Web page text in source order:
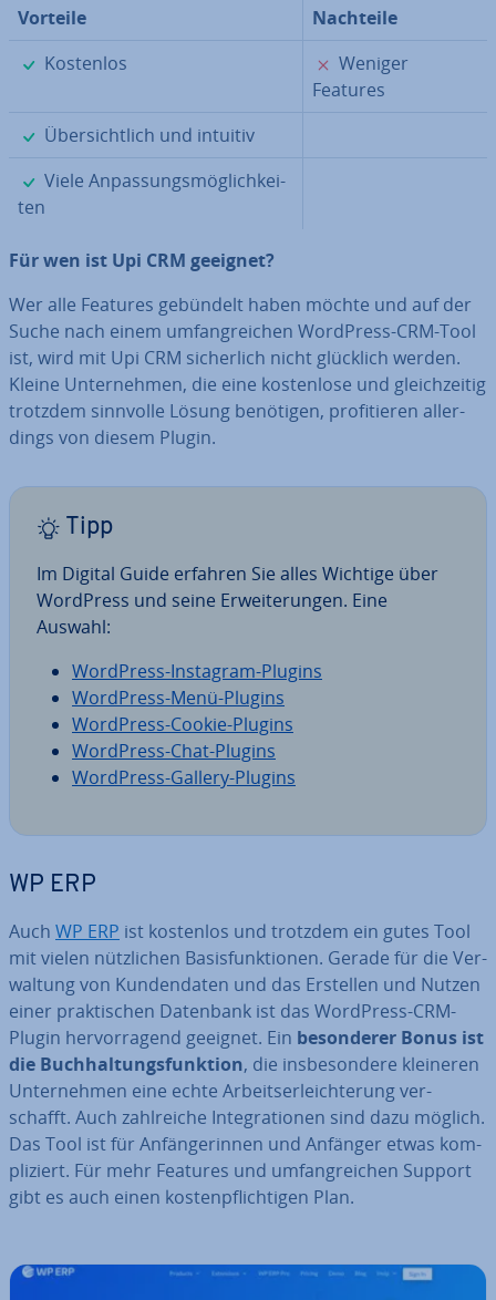
Vorteile
Nachteile
✓
Kostenlos ✗
Weniger
Features
✓
Über­sicht­lich und intuitiv
✓
Viele An­pas­sungs­mög­lich­kei­
ten
Für wen ist Upi CRM geeignet?
Wer alle Features gebündelt haben möchte und auf der
Suche nach einem um­fang­rei­chen WordPress-CRM-Tool
ist, wird mit Upi CRM si­cher­lich nicht glücklich werden.
Kleine Un­ter­neh­men, die eine kos­ten­lo­se und gleich­zei­tig
trotzdem sinnvolle Lösung benötigen, pro­fi­tie­ren al­ler­
dings von diesem Plugin.
Tipp
Im Digital Guide erfahren Sie alles Wichtige über
WordPress und seine Er­wei­te­run­gen. Eine
Auswahl:
WordPress-Instagram-Plugins
WordPress-Menü-Plugins
WordPress-Cookie-Plugins
WordPress-Chat-Plugins
WordPress-Gallery-Plugins
WP ERP
Auch WP ERP ist kostenlos und trotzdem ein gutes Tool
mit vielen nütz­li­chen Ba­sis­funk­tio­nen. Gerade für die Ver­
wal­tung von Kun­den­da­ten und das Erstellen und Nutzen
einer prak­ti­schen Datenbank ist das WordPress-CRM-
Plugin her­vor­ra­gend geeignet. Ein be­son­de­rer Bonus ist
die Buch­hal­tungs­funk­ti­on, die ins­be­son­de­re kleineren
Un­ter­neh­men eine echte Ar­beits­er­leich­te­rung ver­
schafft. Auch zahl­rei­che In­te­gra­tio­nen sind dazu möglich.
Das Tool ist für An­fän­ge­rin­nen und Anfänger etwas kom­
pli­ziert. Für mehr Features und um­fang­rei­chen Support
gibt es auch einen kos­ten­pflich­ti­gen Plan.